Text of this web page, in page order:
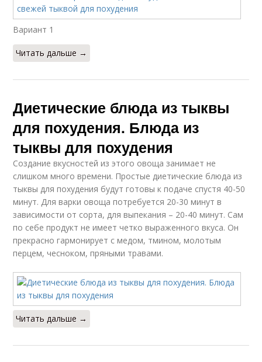
Вариант 1
Читать дальше →
Диетические блюда из тыквы
для похудения. Блюда из
тыквы для похудения
Создание вкусностей из этого овоща занимает не
слишком много времени. Простые диетические блюда из
тыквы для похудения будут готовы к подаче спустя 40-50
минут. Для варки овоща потребуется 20-30 минут в
зависимости от сорта, для выпекания – 20-40 минут. Сам
по себе продукт не имеет четко выраженного вкуса. Он
прекрасно гармонирует с медом, тмином, молотым
перцем, чесноком, пряными травами.
Читать дальше →